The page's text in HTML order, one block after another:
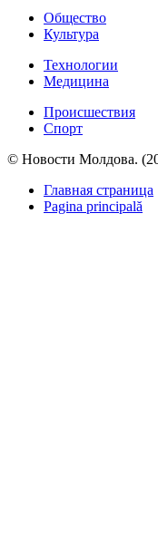
Общество
Культура
Технологии
Медицина
Происшествия
Спорт
© Новости Молдова.
Главная страница
Pagina principală